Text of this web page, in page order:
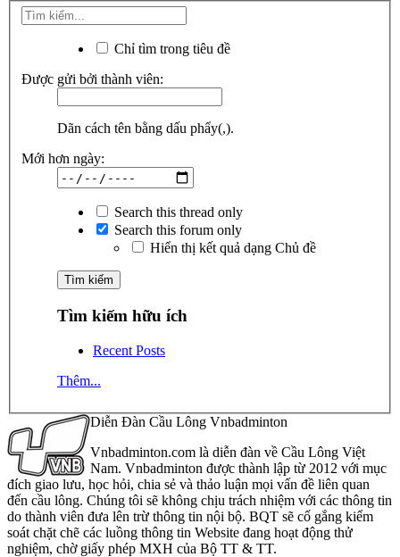
Chỉ tìm trong tiêu đề
Được gửi bởi thành viên:
Dãn cách tên bằng dấu phẩy(,).
Mới hơn ngày:
Search this thread only
Search this forum only
Hiển thị kết quả dạng Chủ đề
Tìm kiếm hữu ích
Recent Posts
Thêm...
Diễn Đàn Cầu Lông Vnbadminton
Vnbadminton.com là diễn đàn về Cầu Lông Việt
Nam. Vnbadminton được thành lập từ 2012 với mục
đích giao lưu, học hỏi, chia sẻ và thảo luận mọi vấn đề liên quan
đến cầu lông. Chúng tôi sẽ không chịu trách nhiệm với các thông tin
do thành viên đưa lên trừ thông tin nội bộ. BQT sẽ cố gắng kiểm
soát chặt chẽ các luồng thông tin Website đang hoạt động thử
nghiệm, chờ giấy phép MXH của Bộ TT & TT.